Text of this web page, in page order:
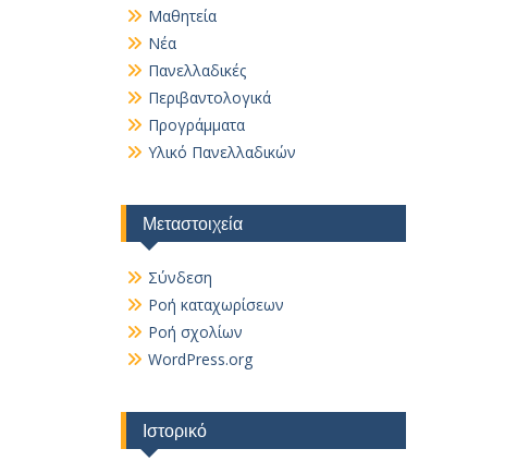
Μαθητεία
Νέα
Πανελλαδικές
Περιβαντολογικά
Προγράμματα
Υλικό Πανελλαδικών
Μεταστοιχεία
Σύνδεση
Ροή καταχωρίσεων
Ροή σχολίων
WordPress.org
Ιστορικό